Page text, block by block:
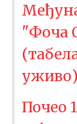
"Фоча
уживо)
Почео